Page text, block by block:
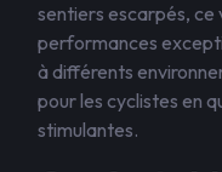
sentiers escarpés, ce
performances
à différents
pour les cyclistes en
stimulantes.